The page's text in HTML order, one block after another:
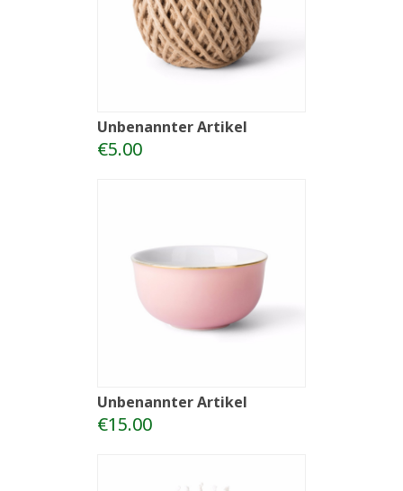
Unbenannter Artikel
€5.00
Unbenannter Artikel
€15.00